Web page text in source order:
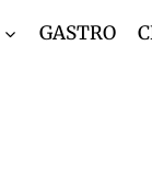
GASTRO